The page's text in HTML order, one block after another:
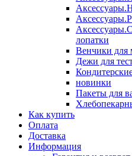
лопатки
Венчики для
Дежи для
новинки
Пакеты для
Как купить
Оплата
Доставка
Информация